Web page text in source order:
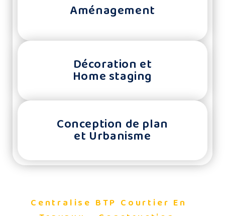
Aménagement
Décoration et
Home staging
Conception de plan
et Urbanisme
Centralise BTP Courtier En